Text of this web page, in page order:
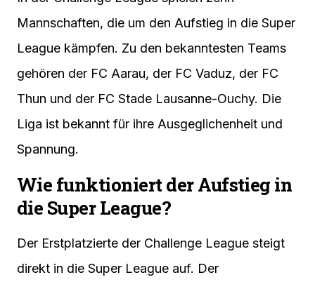
Mannschaften, die um den Aufstieg in die Super
League kämpfen. Zu den bekanntesten Teams
gehören der FC Aarau, der FC Vaduz, der FC
Thun und der FC Stade Lausanne-Ouchy. Die
Liga ist bekannt für ihre Ausgeglichenheit und
Spannung.
Wie funktioniert der Aufstieg in
die Super League?
Der Erstplatzierte der Challenge League steigt
direkt in die Super League auf. Der